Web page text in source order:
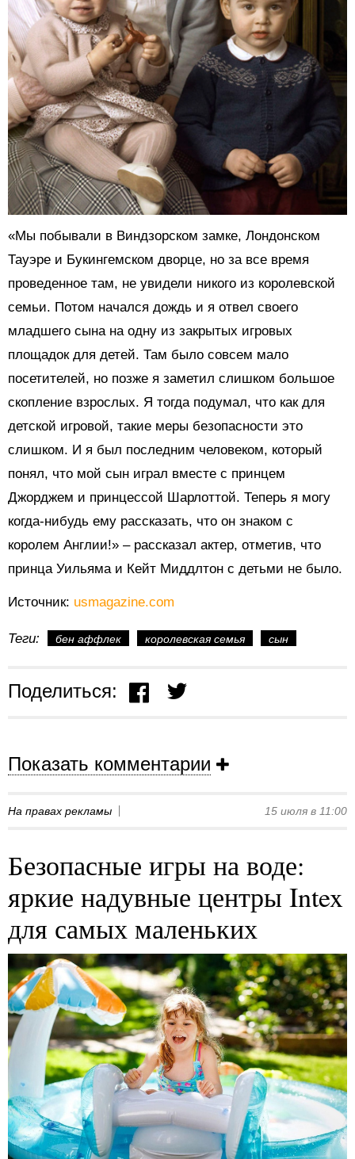
«Мы побывали в Виндзорском замке, Лондонском
Тауэре и Букингемском дворце, но за все время
проведенное там, не увидели никого из королевской
семьи. Потом начался дождь и я отвел своего
младшего сына на одну из закрытых игровых
площадок для детей. Там было совсем мало
посетителей, но позже я заметил слишком большое
скопление взрослых. Я тогда подумал, что как для
детской игровой, такие меры безопасности это
слишком. И я был последним человеком, который
понял, что мой сын играл вместе с принцем
Джорджем и принцессой Шарлоттой. Теперь я могу
когда-нибудь ему рассказать, что он знаком с
королем Англии!» – рассказал актер, отметив, что
принца Уильяма и Кейт Миддлтон с детьми не было.
Источник: usmagazine.com
Теги: бен аффлек королевская семья сын
Поделиться:
Показать комментарии
На правах рекламы 15 июля в 11:00
Безопасные игры на воде:
яркие надувные центры Intex
для самых маленьких